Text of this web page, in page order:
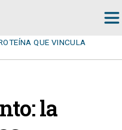
QUE VINCULA
la